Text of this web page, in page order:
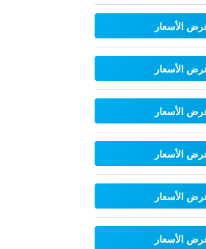
الأسعار
الأسعار
الأسعار
الأسعار
الأسعار
الأسعار